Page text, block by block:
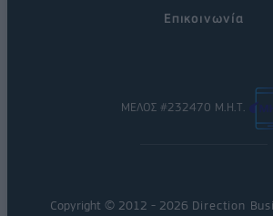
Επικοινωνία
ΜΕΛΟΣ #232470 Μ.Η.Τ.
Copyright © 2012 - 2026 Direction